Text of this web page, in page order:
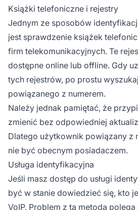
Książki telefoniczne i rejestry
Jednym ze sposobów
jest sprawdzenie książek
firm telekomunikacyjnych. Te
dostępne online lub offline. Gdy
tych rejestrów, po prostu
powiązanego z numerem.
Należy jednak pamiętać, że
zmienić bez odpowiedniej
Dlatego użytkownik powiązany z
nie być obecnym posiadaczem.
Usługa identyfikacyjna
Jeśli masz dostęp do usługi
być w stanie dowiedzieć się, kto
VoIP. Problem z tą metodą